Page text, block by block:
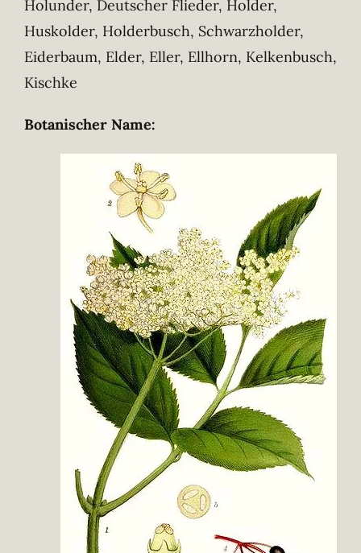
Holunder, Deutscher Flieder, Holder,
Huskolder, Holderbusch, Schwarzholder,
Eiderbaum, Elder, Eller, Ellhorn, Kelkenbusch,
Kischke
Botanischer Name: